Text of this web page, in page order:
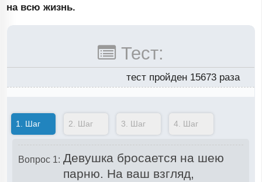
на всю жизнь.
Тест:
тест пройден 15673 раза
1. Шаг 2. Шаг 3. Шаг 4. Шаг
Вопрос 1: Девушка бросается на шею
парню. На ваш взгляд,